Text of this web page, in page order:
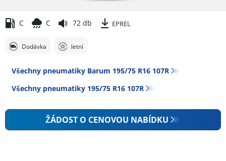
C C 72 db EPREL
Dodávka letní
Všechny pneumatiky Barum 195/75 R16 107R
Všechny pneumatiky‎ 195/75 R16 107R
ŽÁDOST O CENOVOU NABÍDKU